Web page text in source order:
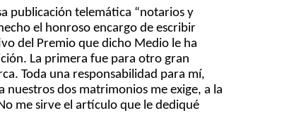
publicación telemática “notarios y
el honroso encargo de escribir
del Premio que dicho Medio le ha
La primera fue para otro gran
Toda una responsabilidad para mí,
nuestros dos matrimonios me exige, a la
me sirve el artículo que le dediqué